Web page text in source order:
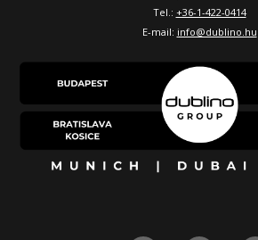
Tel.: +36-1-422-0414
E-mail: info@dublino.hu